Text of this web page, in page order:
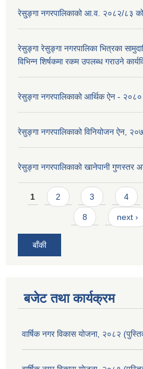
रेसु्ङ्गा नगरपालिकाको आ.व. २०८२/८३
रेसुङ्गा रेसुङ्गा नगरपालिका भित्रका
विभिन्न शिर्षकमा रकम उपलब्ध गराउने
रेसुङ्गा नगरपालिकाको आर्थिक ऐन - २०८०
रेसुङ्गा नगरपालिकाको विनियोजन ऐन,
रेसुङ्गा नगरपालिकाको खानेपानी गुणस्तर
Pages
1 2 3 4
8 next ›
बाँकी
बजेट तथा कार्यक्रम
वार्षिक नगर विकास योजना, २०८२